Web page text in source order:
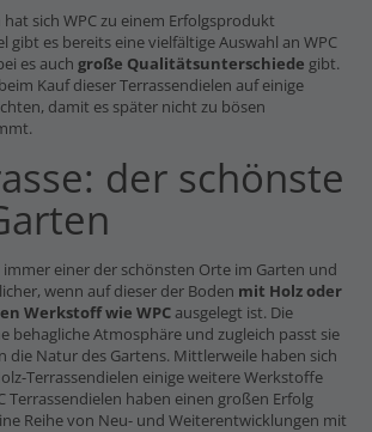
sich WPC zu einem Erfolgsprodukt
gibt es bereits eine vielfältige Auswahl an WPC
es auch große Qualitätsunterschiede gibt.
Kauf dieser Terrassendielen auf einige
damit es später nicht zu bösen
der schönste
immer einer der schönsten Orte im Garten und
wenn auf dieser der Boden mit Holz oder
Werkstoff wie WPCausgelegt ist. Die
behagliche Atmosphäre und zugleich passt sie
die Natur des Gartens. Mittlerweile haben sich
Terrassendielen einige weitere Werkstoffe
Terrassendielen haben einen großen Erfolg
Reihe von Neu- und Weiterentwicklungen mit